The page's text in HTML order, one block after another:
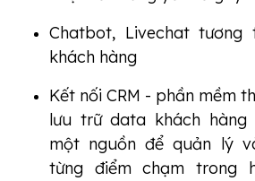
Chatbot, Livechat
khách hàng
Kết nối CRM - phần mềm
lưu trữ data khách
một nguồn để quản lý
từng điểm chạm trong